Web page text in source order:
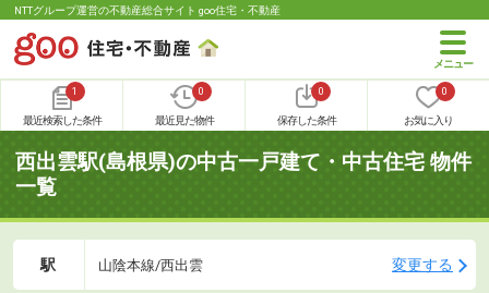
NTTグループ運営の不動産総合サイト goo住宅・不動産
1
最近検索した条件
0
最近見た物件
0
保存した条件
0
お気に入り
西出雲駅(島根県)の中古一戸建て・中古住宅 物件
一覧
駅 山陰本線/西出雲 変更する